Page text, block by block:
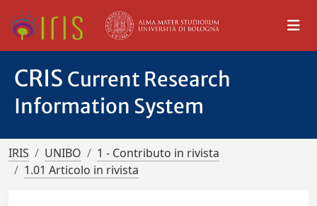
CRIS Current Research
Information System
IRIS UNIBO
1 - Contributo in rivista
1.01 Articolo in rivista